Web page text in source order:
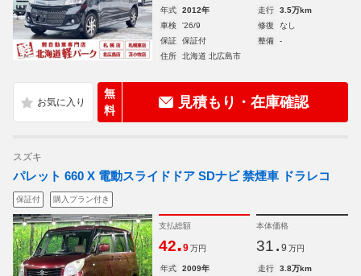
年式 2012年 走行
3.5万km
車検
'26/9 修復
なし
保証
保証付 整備
-
住所
北海道 北広島市
無
料
見積もり・在庫確認
スズキ
パレット 660 X 電動スライドドア SDナビ 禁煙車 ドラレコ
保証付 購入プラン付き
支払総額
42.9 万円
本体価格
31. 9 万円
年式 2009年 走行
3.8万km